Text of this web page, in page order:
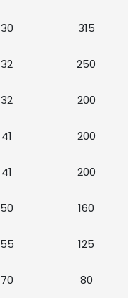
30 315
32 250
32 200
41 200
41 200
50 160
55 125
70 80